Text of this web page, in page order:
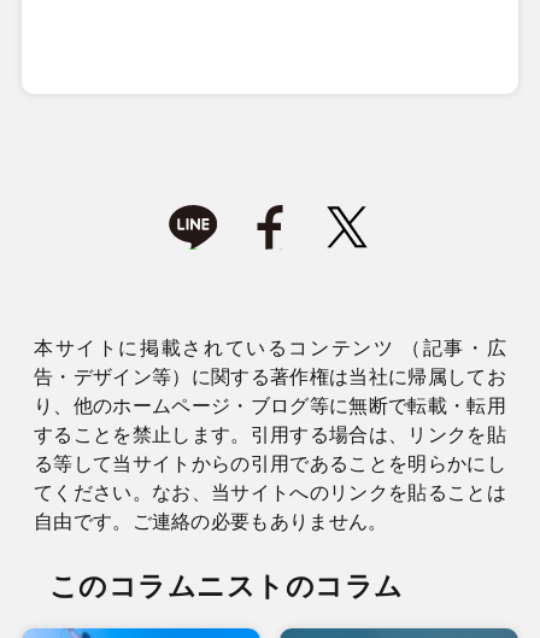
本サイトに掲載されているコンテンツ （記事・広
告・デザイン等）に関する著作権は当社に帰属してお
り、他のホームページ・ブログ等に無断で転載・転用
することを禁止します。引用する場合は、リンクを貼
る等して当サイトからの引用であることを明らかにし
てください。なお、当サイトへのリンクを貼ることは
自由です。ご連絡の必要もありません。
このコラムニストのコラム